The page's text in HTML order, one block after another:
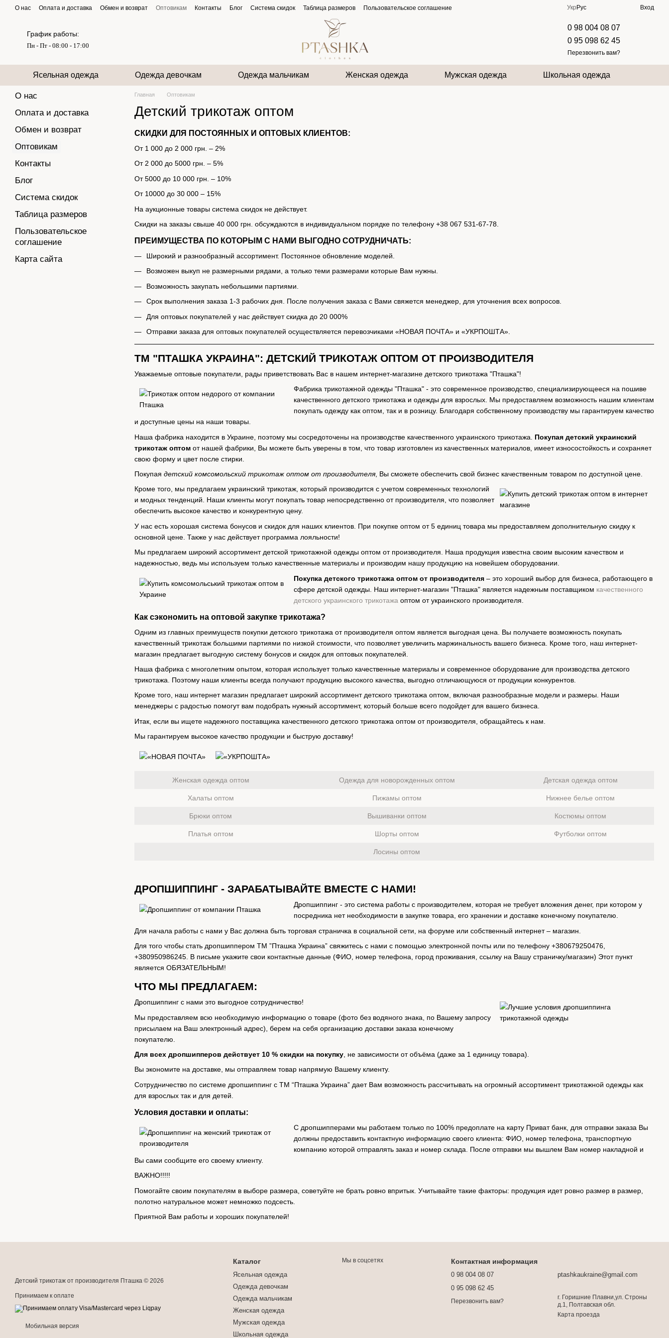
Перейти к основному контенту
О нас Оплата и доставка Обмен и возврат Оптовикам Контакты Блог Система скидок Таблица размеров Пользовательское соглашение Укр Рус Вход
График работы:
Пн - Пт - 08:00 - 17:00
0 98 004 08 07
0 95 098 62 45
Перезвонить вам?
Ясельная одежда Одежда девочкам Одежда мальчикам Женская одежда Мужская одежда Школьная одежда
Главная Оптовикам
Детский трикотаж оптом
СКИДКИ ДЛЯ ПОСТОЯННЫХ И ОПТОВЫХ КЛИЕНТОВ:
От 1 000 до 2 000 грн. – 2%
От 2 000 до 5000 грн. – 5%
От 5000 до 10 000 грн. – 10%
От 10000 до 30 000 – 15%
На аукционные товары система скидок не действует.
Скидки на заказы свыше 40 000 грн. обсуждаются в индивидуальном порядке по телефону +38 067 531-67-78.
ПРЕИМУЩЕСТВА ПО КОТОРЫМ С НАМИ ВЫГОДНО СОТРУДНИЧАТЬ:
Широкий и разнообразный ассортимент. Постоянное обновление моделей.
Возможен выкуп не размерными рядами, а только теми размерами которые Вам нужны.
Возможность закупать небольшими партиями.
Срок выполнения заказа 1-3 рабочих дня. После получения заказа с Вами свяжется менеджер, для уточнения всех вопросов.
Для оптовых покупателей у нас действует скидка до 20 000%
Отправки заказа для оптовых покупателей осуществляется перевозчиками «НОВАЯ ПОЧТА» и «УКРПОШТА».
ТМ "ПТАШКА УКРАИНА": ДЕТСКИЙ ТРИКОТАЖ ОПТОМ ОТ ПРОИЗВОДИТЕЛЯ
Уважаемые оптовые покупатели, рады приветствовать Вас в нашем интернет-магазине детского трикотажа "Пташка"!
Фабрика трикотажной одежды "Пташка" - это современное производство, специализирующееся на пошиве
качественного детского трикотажа и одежды для взрослых. Мы предоставляем возможность нашим клиентам
покупать одежду как оптом, так и в розницу. Благодаря собственному производству мы гарантируем качество
и доступные цены на наши товары.
Наша фабрика находится в Украине, поэтому мы сосредоточены на производстве качественного украинского трикотажа. Покупая детский украинский
трикотаж оптом от нашей фабрики, Вы можете быть уверены в том, что товар изготовлен из качественных материалов, имеет износостойкость и сохраняет
свою форму и цвет после стирки.
Покупая детский комсомольский трикотаж оптом от производителя, Вы сможете обеспечить свой бизнес качественным товаром по доступной цене.
Кроме того, мы предлагаем украинский трикотаж, который производится с учетом современных технологий
и модных тенденций. Наши клиенты могут покупать товар непосредственно от производителя, что позволяет
обеспечить высокое качество и конкурентную цену.
У нас есть хорошая система бонусов и скидок для наших клиентов. При покупке оптом от 5 единиц товара мы предоставляем дополнительную скидку к
основной цене. Также у нас действует программа лояльности!
Мы предлагаем широкий ассортимент детской трикотажной одежды оптом от производителя. Наша продукция известна своим высоким качеством и
надежностью, ведь мы используем только качественные материалы и производим нашу продукцию на новейшем оборудовании.
Покупка детского трикотажа оптом от производителя – это хороший выбор для бизнеса, работающего в
сфере детской одежды. Наш интернет-магазин "Пташка" является надежным поставщиком качественного
детского украинского трикотажа оптом от украинского производителя.
Как сэкономить на оптовой закупке трикотажа?
Одним из главных преимуществ покупки детского трикотажа от производителя оптом является выгодная цена. Вы получаете возможность покупать
качественный трикотаж большими партиями по низкой стоимости, что позволяет увеличить маржинальность вашего бизнеса. Кроме того, наш интернет-
магазин предлагает выгодную систему бонусов и скидок для оптовых покупателей.
Наша фабрика с многолетним опытом, которая использует только качественные материалы и современное оборудование для производства детского
трикотажа. Поэтому наши клиенты всегда получают продукцию высокого качества, выгодно отличающуюся от продукции конкурентов.
Кроме того, наш интернет магазин предлагает широкий ассортимент детского трикотажа оптом, включая разнообразные модели и размеры. Наши
менеджеры с радостью помогут вам подобрать нужный ассортимент, который больше всего подойдет для вашего бизнеса.
Итак, если вы ищете надежного поставщика качественного детского трикотажа оптом от производителя, обращайтесь к нам.
Мы гарантируем высокое качество продукции и быструю доставку!
Женская одежда оптом Одежда для новорожденных оптом Детская одежда оптом
Халаты оптом Пижамы оптом Нижнее белье оптом
Брюки оптом Вышиванки оптом Костюмы оптом
Платья оптом Шорты оптом Футболки оптом
Лосины оптом
ДРОПШИППИНГ - ЗАРАБАТЫВАЙТЕ ВМЕСТЕ С НАМИ!
Дропшиппинг - это система работы с производителем, которая не требует вложения денег, при котором у
посредника нет необходимости в закупке товара, его хранении и доставке конечному покупателю.
Для начала работы с нами у Вас должна быть торговая страничка в социальной сети, на форуме или собственный интернет – магазин.
Для того чтобы стать дропшиппером ТМ ”Пташка Украина” свяжитесь с нами с помощью электронной почты или по телефону +380679250476,
+380950986245. В письме укажите свои контактные данные (ФИО, номер телефона, город проживания, ссылку на Вашу страничку/магазин) Этот пункт
является ОБЯЗАТЕЛЬНЫМ!
ЧТО МЫ ПРЕДЛАГАЕМ:
Дропшиппинг с нами это выгодное сотрудничество!
Мы предоставляем всю необходимую информацию о товаре (фото без водяного знака, по Вашему запросу
присылаем на Ваш электронный адрес), берем на себя организацию доставки заказа конечному
покупателю.
Для всех дропшипперов действует 10 % скидки на покупку , не зависимости от объёма (даже за 1 единицу товара).
Вы экономите на доставке, мы отправляем товар напрямую Вашему клиенту.
Сотрудничество по системе дропшиппинг с ТМ “Пташка Украина” дает Вам возможность рассчитывать на огромный ассортимент трикотажной одежды как
для взрослых так и для детей.
Условия доставки и оплаты:
С дропшипперами мы работаем только по 100% предоплате на карту Приват банк, для отправки заказа Вы
должны предоставить контактную информацию своего клиента: ФИО, номер телефона, транспортную
компанию которой отправлять заказ и номер склада. После отправки мы вышлем Вам номер накладной и
Вы сами сообщите его своему клиенту.
ВАЖНО!!!!!
Помогайте своим покупателям в выборе размера, советуйте не брать ровно впритык. Учитывайте такие факторы: продукция идет ровно размер в размер,
полотно натуральное может немножко подсесть.
Приятной Вам работы и хороших покупателей!
О нас
Оплата и доставка
Обмен и возврат
Оптовикам
Контакты
Блог
Система скидок
Таблица размеров
Пользовательское
соглашение
Карта сайта
Детский трикотаж от производителя Пташка © 2026
Принимаем к оплате
Мобильная версия
Каталог
Ясельная одежда
Одежда девочкам
Одежда мальчикам
Женская одежда
Мужская одежда
Школьная одежда
Мы в соцсетях Контактная информация
0 98 004 08 07
0 95 098 62 45
Перезвонить вам?
ptashkaukraine@gmail.com
г. Горишние Плавни,ул. Строны
д.1, Полтавская обл.
Карта проезда